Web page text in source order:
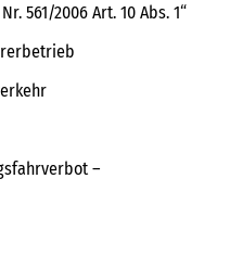
561/2006 Art. 10 Abs. 1“
–